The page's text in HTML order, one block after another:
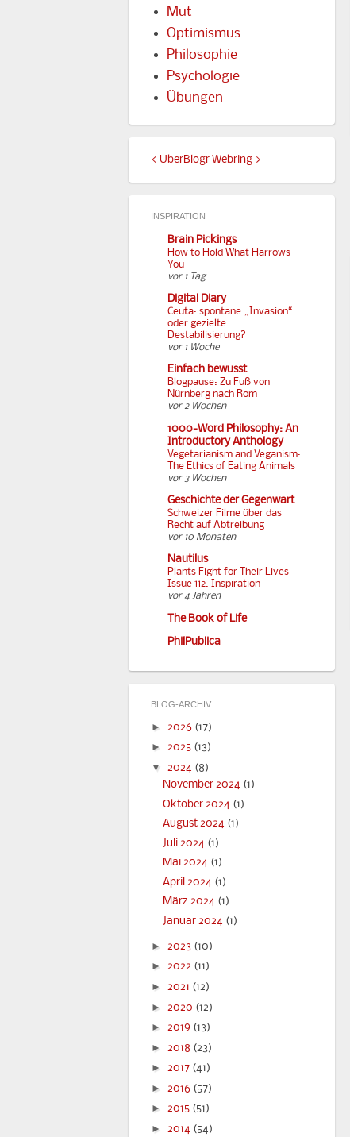
Mut
Optimismus
Philosophie
Psychologie
Übungen
< UberBlogr Webring >
INSPIRATION
Brain Pickings
How to Hold What Harrows
You
vor 1 Tag
Digital Diary
Ceuta: spontane „Invasion“
oder gezielte
Destabilisierung?
vor 1 Woche
Einfach bewusst
Blogpause: Zu Fuß von
Nürnberg nach Rom
vor 2 Wochen
1000-Word Philosophy: An
Introductory Anthology
Vegetarianism and Veganism:
The Ethics of Eating Animals
vor 3 Wochen
Geschichte der Gegenwart
Schweizer Filme über das
Recht auf Abtreibung
vor 10 Monaten
Nautilus
Plants Fight for Their Lives -
Issue 112: Inspiration
vor 4 Jahren
The Book of Life
PhilPublica
BLOG-ARCHIV
► 2026 (17)
► 2025 (13)
▼ 2024 (8)
November 2024 (1)
Oktober 2024 (1)
August 2024 (1)
Juli 2024 (1)
Mai 2024 (1)
April 2024 (1)
März 2024 (1)
Januar 2024 (1)
► 2023 (10)
► 2022 (11)
► 2021 (12)
► 2020 (12)
► 2019 (13)
► 2018 (23)
► 2017 (41)
► 2016 (57)
► 2015 (51)
► 2014 (54)